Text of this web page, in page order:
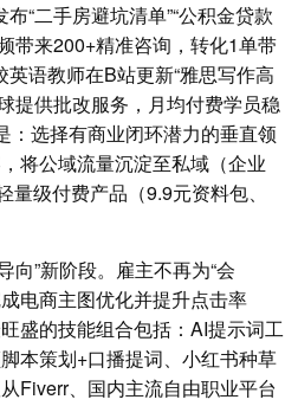
“二手房避坑清单”“公积金贷款
带来200+精准咨询，转化1单带
语教师在B站更新“雅思写作高
提供批改服务，月均付费学员稳
：选择有商业闭环潜力的垂直领
将公域流量沉淀至私域（企业
级付费产品（9.9元资料包、
向”新阶段。雇主不再为“会
电商主图优化并提升点击率
盛的技能组合包括：AI提示词工
本策划+口播提词、小红书种草
Fiverr、国内主流自由职业平台